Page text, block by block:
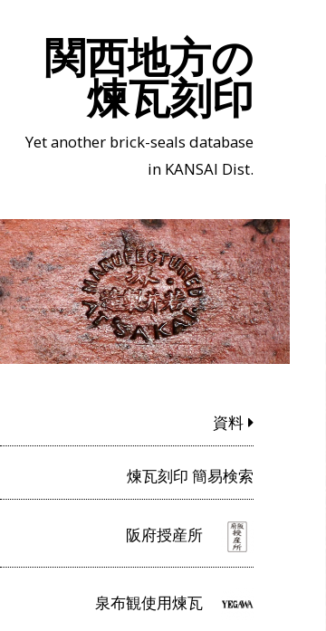
関西地方の
煉瓦刻印
Yet another brick-seals database
in KANSAI Dist.
資料
煉瓦刻印 簡易検索
阪府授産所
泉布観使用煉瓦